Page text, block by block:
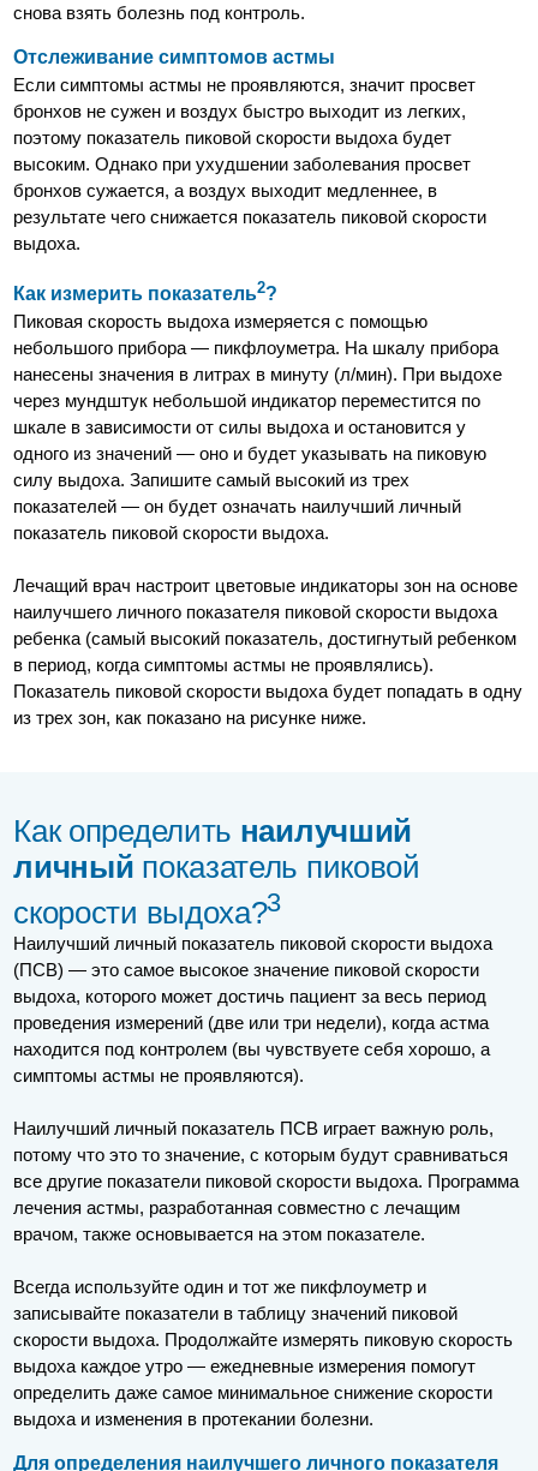
снова взять болезнь под контроль.
Отслеживание симптомов астмы
Если симптомы астмы не проявляются, значит просвет
бронхов не сужен и воздух быстро выходит из легких,
поэтому показатель пиковой скорости выдоха будет
высоким. Однако при ухудшении заболевания просвет
бронхов сужается, а воздух выходит медленнее, в
результате чего снижается показатель пиковой скорости
выдоха.
Как измерить показатель2?
Пиковая скорость выдоха измеряется с помощью
небольшого прибора — пикфлоуметра. На шкалу прибора
нанесены значения в литрах в минуту (л/мин). При выдохе
через мундштук небольшой индикатор переместится по
шкале в зависимости от силы выдоха и остановится у
одного из значений — оно и будет указывать на пиковую
силу выдоха. Запишите самый высокий из трех
показателей — он будет означать наилучший личный
показатель пиковой скорости выдоха.
Лечащий врач настроит цветовые индикаторы зон на основе
наилучшего личного показателя пиковой скорости выдоха
ребенка (самый высокий показатель, достигнутый ребенком
в период, когда симптомы астмы не проявлялись).
Показатель пиковой скорости выдоха будет попадать в одну
из трех зон, как показано на рисунке ниже.
Как определить наилучший
личный показатель пиковой
скорости выдоха?3
Наилучший личный показатель пиковой скорости выдоха
(ПСВ) — это самое высокое значение пиковой скорости
выдоха, которого может достичь пациент за весь период
проведения измерений (две или три недели), когда астма
находится под контролем (вы чувствуете себя хорошо, а
симптомы астмы не проявляются).
Наилучший личный показатель ПСВ играет важную роль,
потому что это то значение, с которым будут сравниваться
все другие показатели пиковой скорости выдоха. Программа
лечения астмы, разработанная совместно с лечащим
врачом, также основывается на этом показателе.
Всегда используйте один и тот же пикфлоуметр и
записывайте показатели в таблицу значений пиковой
скорости выдоха. Продолжайте измерять пиковую скорость
выдоха каждое утро — ежедневные измерения помогут
определить даже самое минимальное снижение скорости
выдоха и изменения в протекании болезни.
Для определения наилучшего личного показателя